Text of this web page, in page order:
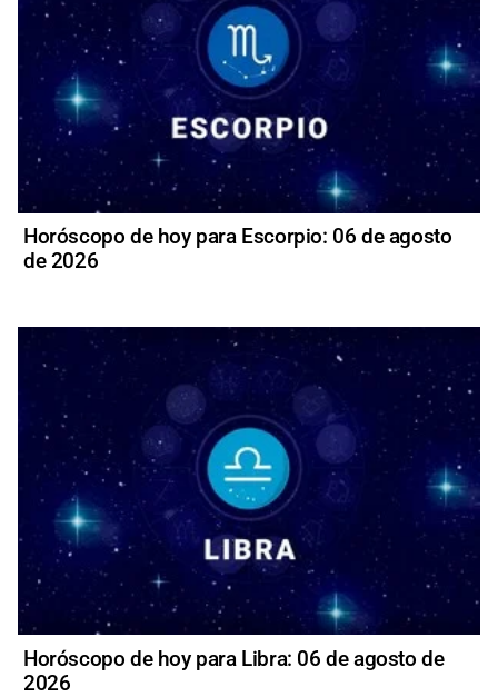
Horóscopo de hoy para Escorpio: 06 de agosto
de 2026
Horóscopo de hoy para Libra: 06 de agosto de
2026